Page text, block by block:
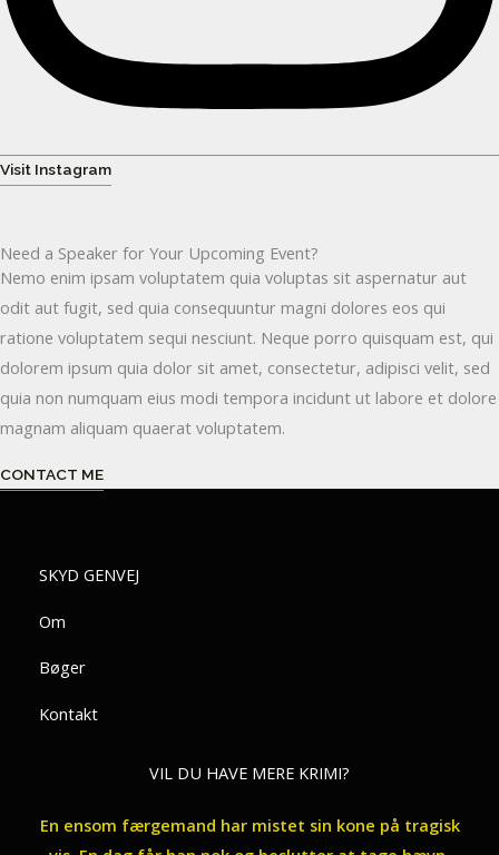
Visit Instagram
Need a Speaker for Your Upcoming Event?
Nemo enim ipsam voluptatem quia voluptas sit aspernatur aut
odit aut fugit, sed quia consequuntur magni dolores eos qui
ratione voluptatem sequi nesciunt. Neque porro quisquam est, qui
dolorem ipsum quia dolor sit amet, consectetur, adipisci velit, sed
quia non numquam eius modi tempora incidunt ut labore et dolore
magnam aliquam quaerat voluptatem.
CONTACT ME
SKYD GENVEJ
Om
Bøger
Kontakt
VIL DU HAVE MERE KRIMI?
En ensom færgemand har mistet sin kone på tragisk